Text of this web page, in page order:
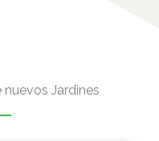
Jardines